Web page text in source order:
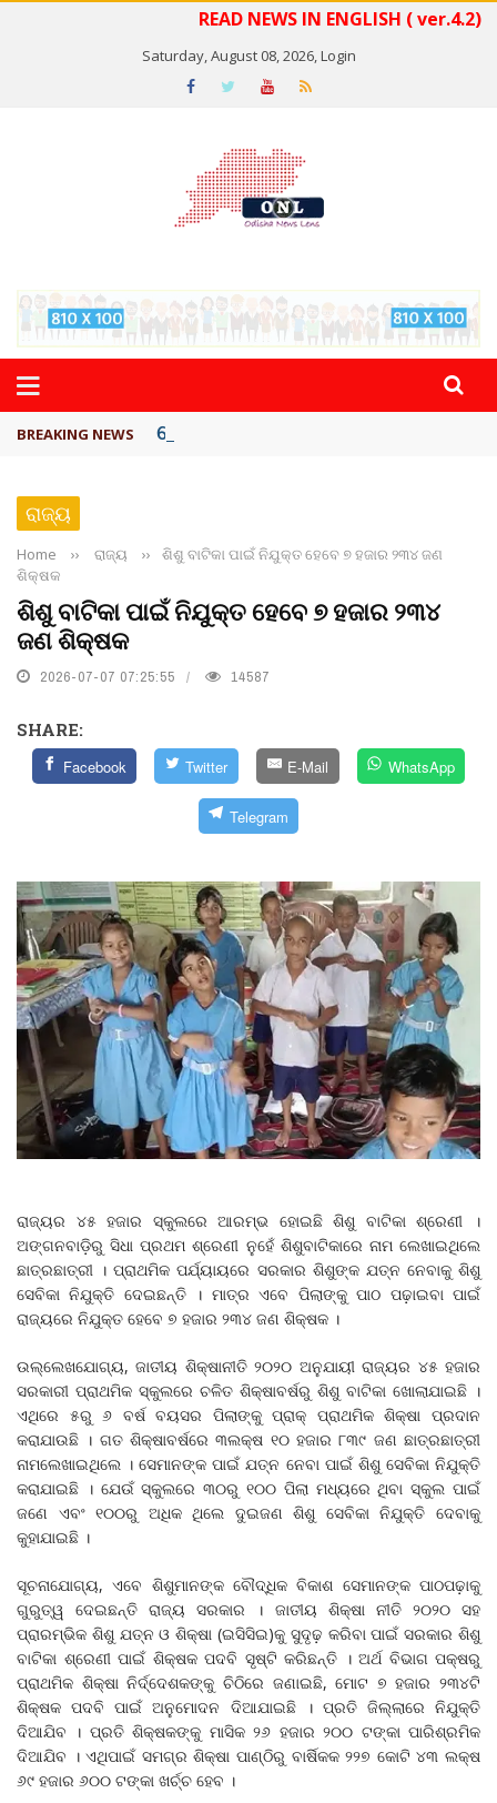
READ NEWS IN ENGLISH ( ver.4.2)
Saturday, August 08, 2026,Login
BREAKING NEWS କେରଳରେ ‘ରାଟ୍ ଫିଭର୍’ ଆତଙ୍କ, ୫୮ ମୃତ
ରାଜ୍ୟ
Home ›› ରାଜ୍ୟ ››
ଶିଶୁ ବାଟିକା ପାଇଁ ନିଯୁକ୍ତ ହେବେ ୭ ହଜାର ୨୩୪ ଜଣ
ଶିକ୍ଷକ
ଶିଶୁ ବାଟିକା ପାଇଁ ନିଯୁକ୍ତ ହେବେ ୭ ହଜାର ୨୩୪
ଜଣ ଶିକ୍ଷକ
2026-07-07 07:25:55 14587
SHARE:
Facebook Twitter E-Mail WhatsApp
Telegram
ରାଜ୍ୟର ୪୫ ହଜାର ସ୍କୁଲରେ ଆରମ୍ଭ ହୋଇଛି ଶିଶୁ ବାଟିକା ଶ୍ରେଣୀ ।
ଅଙ୍ଗନବାଡ଼ିରୁ ସିଧା ପ୍ରଥମ ଶ୍ରେଣୀ ନୁହେଁ ଶିଶୁବାଟିକାରେ ନାମ ଲେଖାଇଥିଲେ
ଛାତ୍ରଛାତ୍ରୀ । ପ୍ରାଥମିକ ପର୍ଯ୍ୟାୟରେ ସରକାର ଶିଶୁଙ୍କ ଯତ୍ନ ନେବାକୁ ଶିଶୁ
ସେବିକା ନିଯୁକ୍ତି ଦେଇଛନ୍ତି । ମାତ୍ର ଏବେ ପିଲାଙ୍କୁ ପାଠ ପଢ଼ାଇବା ପାଇଁ
ରାଜ୍ୟରେ ନିଯୁକ୍ତ ହେବେ ୭ ହଜାର ୨୩୪ ଜଣ ଶିକ୍ଷକ ।
ଉଲ୍ଲେଖଯୋଗ୍ୟ, ଜାତୀୟ ଶିକ୍ଷାନୀତି ୨୦୨୦ ଅନୁଯାୟୀ ରାଜ୍ୟର ୪୫ ହଜାର
ସରକାରୀ ପ୍ରାଥମିକ ସ୍କୁଲରେ ଚଳିତ ଶିକ୍ଷାବର୍ଷରୁ ଶିଶୁ ବାଟିକା ଖୋଲାଯାଇଛି ।
ଏଥିରେ ୫ରୁ ୬ ବର୍ଷ ବୟସର ପିଲାଙ୍କୁ ପ୍ରାକ୍ ପ୍ରାଥମିକ ଶିକ୍ଷା ପ୍ରଦାନ
କରାଯାଉଛି । ଗତ ଶିକ୍ଷାବର୍ଷରେ ୩ଲକ୍ଷ ୧୦ ହଜାର ୮୩୯ ଜଣ ଛାତ୍ରଛାତ୍ରୀ
ନାମଲେଖାଇଥିଲେ । ସେମାନଙ୍କ ପାଇଁ ଯତ୍ନ ନେବା ପାଇଁ ଶିଶୁ ସେବିକା ନିଯୁକ୍ତି
କରାଯାଇଛି । ଯେଉଁ ସ୍କୁଲରେ ୩୦ରୁ ୧୦୦ ପିଲା ମଧ୍ୟରେ ଥିବା ସ୍କୁଲ ପାଇଁ
ଜଣେ ଏବଂ ୧୦୦ରୁ ଅଧିକ ଥିଲେ ଦୁଇଜଣ ଶିଶୁ ସେବିକା ନିଯୁକ୍ତି ଦେବାକୁ
କୁହାଯାଇଛି ।
ସୂଚନାଯୋଗ୍ୟ, ଏବେ ଶିଶୁମାନଙ୍କ ବୌଦ୍ଧିକ ବିକାଶ ସେମାନଙ୍କ ପାଠପଢ଼ାକୁ
ଗୁରୁତ୍ୱ ଦେଇଛନ୍ତି ରାଜ୍ୟ ସରକାର । ଜାତୀୟ ଶିକ୍ଷା ନୀତି ୨୦୨୦ ସହ
ପ୍ରାରମ୍ଭିକ ଶିଶୁ ଯତ୍ନ ଓ ଶିକ୍ଷା (ଇସିସିଇ)କୁ ସୁଦୃଢ଼ କରିବା ପାଇଁ ସରକାର ଶିଶୁ
ବାଟିକା ଶ୍ରେଣୀ ପାଇଁ ଶିକ୍ଷକ ପଦବି ସୃଷ୍ଟି କରିଛନ୍ତି । ଅର୍ଥ ବିଭାଗ ପକ୍ଷରୁ
ପ୍ରାଥମିକ ଶିକ୍ଷା ନିର୍ଦ୍ଦେଶକଙ୍କୁ ଚିଠିରେ ଜଣାଇଛି, ମୋଟ ୭ ହଜାର ୨୩୪ଟି
ଶିକ୍ଷକ ପଦବି ପାଇଁ ଅନୁମୋଦନ ଦିଆଯାଇଛି । ପ୍ରତି ଜିଲ୍ଲାରେ ନିଯୁକ୍ତି
ଦିଆଯିବ । ପ୍ରତି ଶିକ୍ଷକଙ୍କୁ ମାସିକ ୨୬ ହଜାର ୨୦୦ ଟଙ୍କା ପାରିଶ୍ରମିକ
ଦିଆଯିବ । ଏଥିପାଇଁ ସମଗ୍ର ଶିକ୍ଷା ପାଣ୍ଠିରୁ ବାର୍ଷିକକ ୨୨୭ କୋଟି ୪୩ ଲକ୍ଷ
୬୯ ହଜାର ୬୦୦ ଟଙ୍କା ଖର୍ଚ୍ଚ ହେବ ।